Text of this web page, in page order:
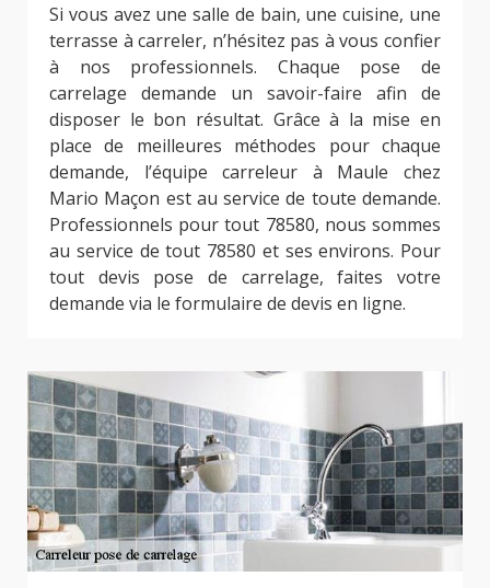
Si vous avez une salle de bain, une cuisine, une
terrasse à carreler, n’hésitez pas à vous confier
à nos professionnels. Chaque pose de
carrelage demande un savoir-faire afin de
disposer le bon résultat. Grâce à la mise en
place de meilleures méthodes pour chaque
demande, l’équipe carreleur à Maule chez
Mario Maçon est au service de toute demande.
Professionnels pour tout 78580, nous sommes
au service de tout 78580 et ses environs. Pour
tout devis pose de carrelage, faites votre
demande via le formulaire de devis en ligne.